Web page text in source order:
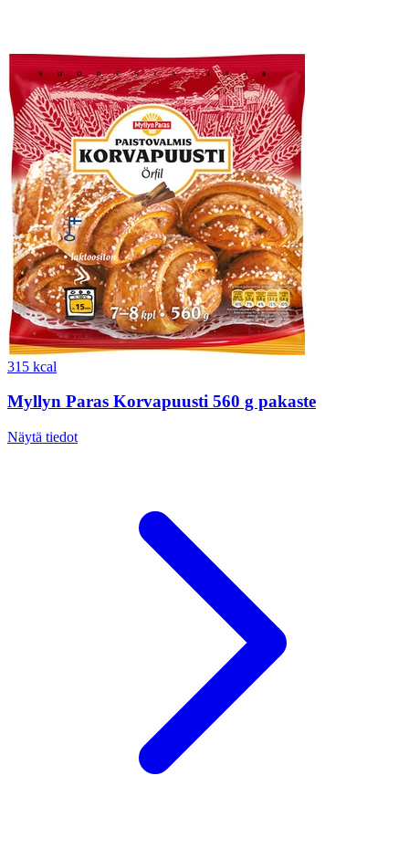
315 kcal
Myllyn Paras Korvapuusti 560 g pakaste
Näytä tiedot